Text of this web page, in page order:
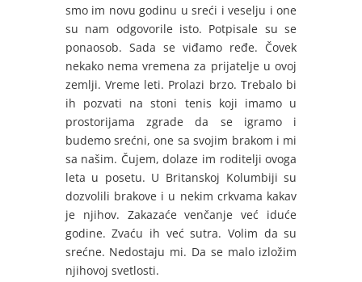
smo im novu godinu u sreći i veselju i one
su nam odgovorile isto. Potpisale su se
ponaosob. Sada se viđamo ređe. Čovek
nekako nema vremena za prijatelje u ovoj
zemlji. Vreme leti. Prolazi brzo. Trebalo bi
ih pozvati na stoni tenis koji imamo u
prostorijama zgrade da se igramo i
budemo srećni, one sa svojim brakom i mi
sa našim. Čujem, dolaze im roditelji ovoga
leta u posetu. U Britanskoj Kolumbiji su
dozvolili brakove i u nekim crkvama kakav
je njihov. Zakazaće venčanje već iduće
godine. Zvaću ih već sutra. Volim da su
srećne. Nedostaju mi. Da se malo izložim
njihovoj svetlosti.